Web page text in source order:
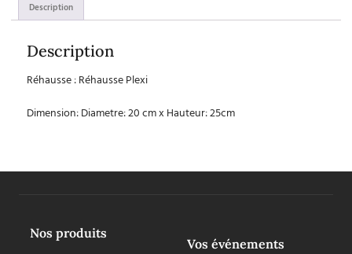
Description
Description
Réhausse : Réhausse Plexi
Dimension: Diametre: 20 cm x Hauteur: 25cm
Nos produits
Vos événements